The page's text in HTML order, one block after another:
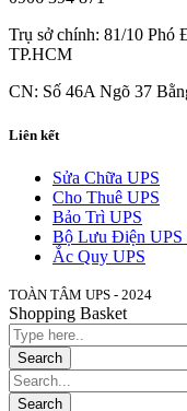
Trụ sở chính: 81/10 Phó
TP.HCM
CN: Số 46A Ngõ 37
Liên kết
Sửa Chữa UPS
Cho Thuê UPS
Bảo Trì UPS
Bộ Lưu Điện UPS
Ắc Quy UPS
TOÀN TÂM UPS - 2024
Shopping Basket